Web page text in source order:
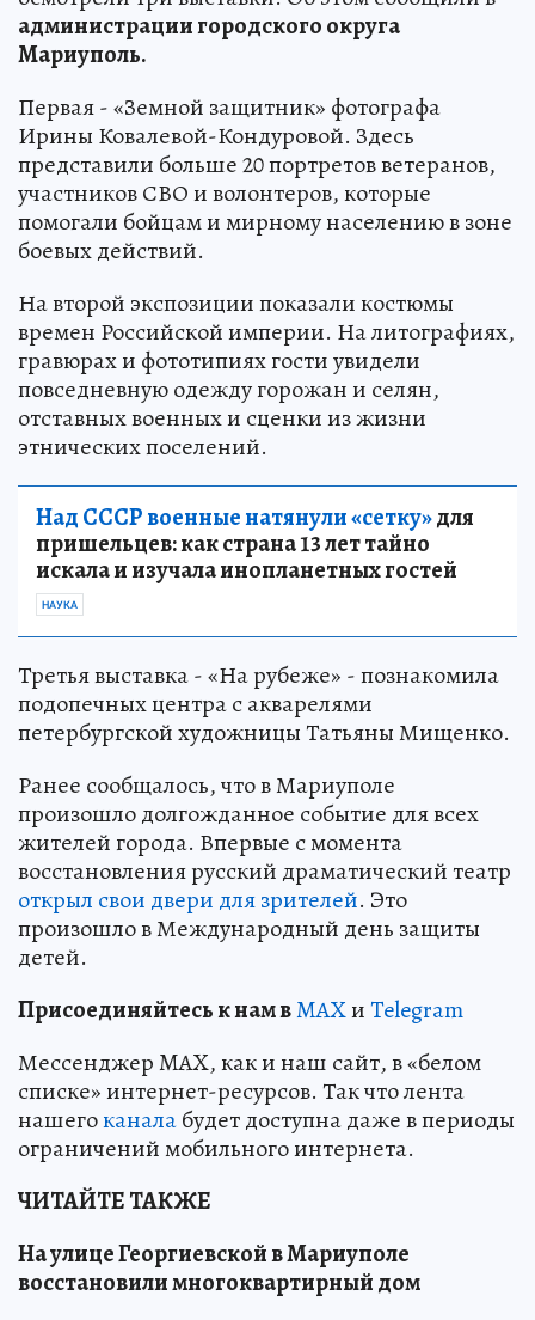
администрации городского округа
Мариуполь.
Первая - «Земной защитник» фотографа
Ирины Ковалевой-Кондуровой. Здесь
представили больше 20 портретов ветеранов,
участников СВО и волонтеров, которые
помогали бойцам и мирному населению в зоне
боевых действий.
На второй экспозиции показали костюмы
времен Российской империи. На литографиях,
гравюрах и фототипиях гости увидели
повседневную одежду горожан и селян,
отставных военных и сценки из жизни
этнических поселений.
Над СССР военные натянули «сетку»для
пришельцев: как страна 13 лет тайно
искала и изучала инопланетных гостей
НАУКА
Третья выставка - «На рубеже» - познакомила
подопечных центра с акварелями
петербургской художницы Татьяны Мищенко.
Ранее сообщалось, что в Мариуполе
произошло долгожданное событие для всех
жителей города. Впервые с момента
восстановления русский драматический театр
открыл свои двери для зрителей. Это
произошло в Международный день защиты
детей.
Присоединяйтесь к нам вMAXиTelegram
Мессенджер MAX, как и наш сайт, в «белом
списке» интернет-ресурсов. Так что лента
нашегоканалабудет доступна даже в периоды
ограничений мобильного интернета.
ЧИТАЙТЕ ТАКЖЕ
На улице Георгиевской в Мариуполе
восстановили многоквартирный дом